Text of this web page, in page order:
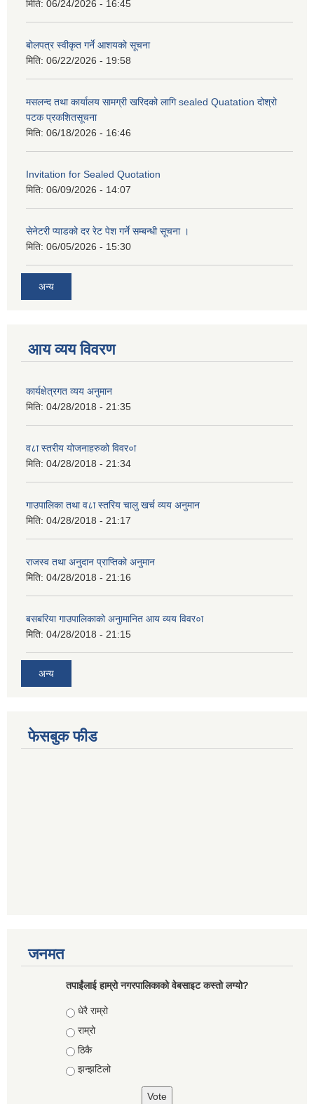
मिति: 06/24/2026 - 16:45
बोलपत्र स्वीकृत गर्ने आशयको सूचना
मिति: 06/22/2026 - 19:58
मसलन्द तथा कार्यालय सामग्री खरिदको लागि sealed Quatation दोश्रो
पटक प्रकशितसूचना
मिति: 06/18/2026 - 16:46
Invitation for Sealed Quotation
मिति: 06/09/2026 - 14:07
सेनेटरी प्याडको दर रेट पेश गर्ने सम्बन्धी सूचना ।
मिति: 06/05/2026 - 15:30
अन्य
आय व्यय विवरण
कार्यक्षेत्रगत व्यय अनुमान
मिति: 04/28/2018 - 21:35
व८ा स्तरीय योजनाहरुको विवर०ा
मिति: 04/28/2018 - 21:34
गाउपालिका तथा व८ा स्तरिय चालु खर्च व्यय अनुमान
मिति: 04/28/2018 - 21:17
राजस्व तथा अनुदान प्राप्तिको अनुमान
मिति: 04/28/2018 - 21:16
बसबरिया गाउपालिकाको अनुामानित आय व्यय विवर०ा
मिति: 04/28/2018 - 21:15
अन्य
फेसबुक फीड
जनमत
तपाईंलाई हाम्रो नगरपालिकाको वेबसाइट कस्तो लग्यो?
Choices
धेरै राम्रो
राम्रो
ठिकै
झन्झटिलो